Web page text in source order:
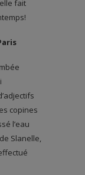
fait
copines
l’eau
Slanelle,